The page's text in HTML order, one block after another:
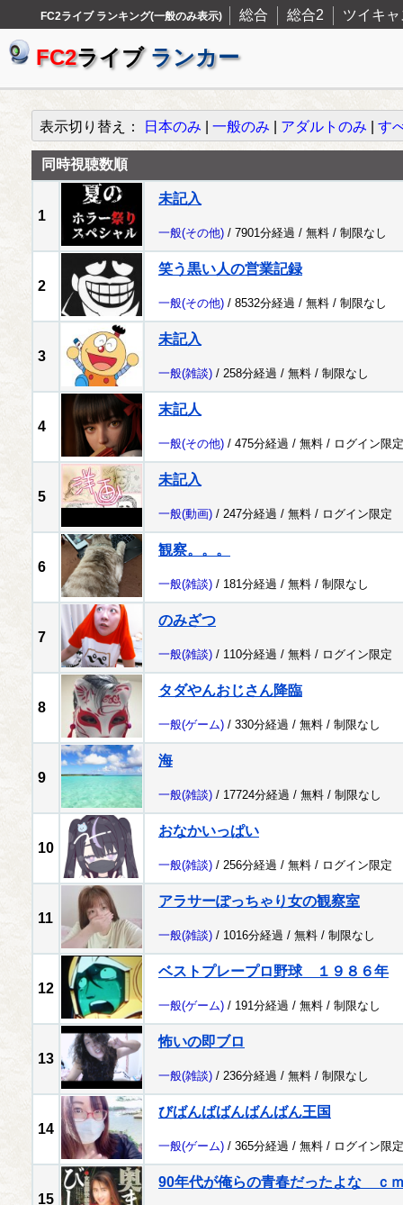
FC2ライブ ランキング(一般のみ表示) 総合 総合2 ツイキャ
FC2ライブ ランカー
表示切り替え： 日本のみ 一般のみ アダルトのみ す
同時視聴数順
1
未記入
一般(その他) / 7901分経過 / 無料 / 制限なし
2
笑う黒い人の営業記録
一般(その他) / 8532分経過 / 無料 / 制限なし
3
未記入
一般(雑談) / 258分経過 / 無料 / 制限なし
4
末記人
一般(その他) / 475分経過 / 無料 / ログイン限定
5
未記入
一般(動画) / 247分経過 / 無料 / ログイン限定
6
観察。。。
一般(雑談) / 181分経過 / 無料 / 制限なし
7
のみざつ
一般(雑談) / 110分経過 / 無料 / ログイン限定
8
タダやんおじさん降臨
一般(ゲーム) / 330分経過 / 無料 / 制限なし
9
海
一般(雑談) / 17724分経過 / 無料 / 制限なし
10
おなかいっぱい
一般(雑談) / 256分経過 / 無料 / ログイン限定
11
アラサーぽっちゃり女の観察室
一般(雑談) / 1016分経過 / 無料 / 制限なし
12
ベストプレープロ野球 １９８６年
一般(ゲーム) / 191分経過 / 無料 / 制限なし
13
怖いの即ブロ
一般(雑談) / 236分経過 / 無料 / 制限なし
14
びばんばばんばんばん王国
一般(ゲーム) / 365分経過 / 無料 / ログイン限定
15
90年代が俺らの青春だったよな ｃ